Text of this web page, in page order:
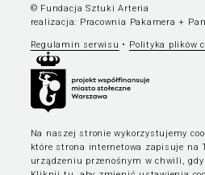
© Fundacja Sztuki Arteria
realizacja: Pracownia Pakamera +
Regulamin serwisu • Polityka plików
Na naszej stronie wykorzystujemy
które strona internetowa zapisuje na
urządzeniu przenośnym w chwili,